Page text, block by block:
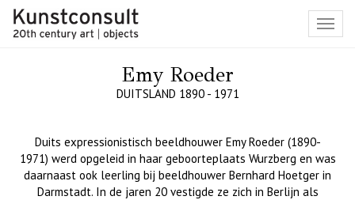
Emy Roeder
DUITSLAND 1890 - 1971
Duits expressionistisch beeldhouwer Emy Roeder(1890-
1971) werd opgeleid in haar geboorteplaats Wurzberg en was
daarnaast ook leerling bij beeldhouwer Bernhard Hoetger in
Darmstadt. In de jaren 20 vestigde ze zich in Berlijn als